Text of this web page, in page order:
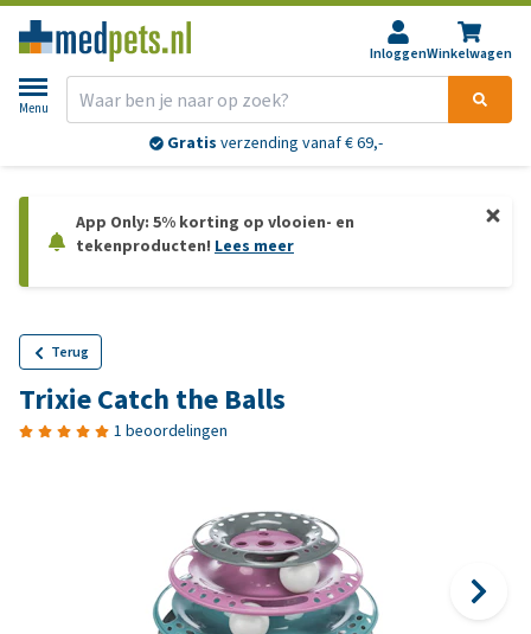
InloggenWinkelwagen
Menu
Gratis verzending vanaf € 69,-
App Only: 5% korting op vlooien- en
tekenproducten! Lees meer
Terug
Trixie Catch the Balls
1 beoordelingen